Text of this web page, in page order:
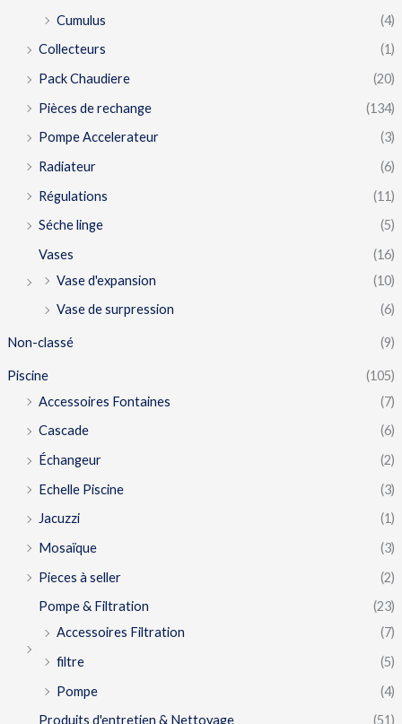
Cumulus
(4)
Collecteurs
(1)
Pack Chaudiere
(20)
Pièces de rechange
(134)
Pompe Accelerateur
(3)
Radiateur
(6)
Régulations
(11)
Séche linge
(5)
Vases
(16)
Vase d'expansion
(10)
Vase de surpression
(6)
Non-classé (9)
Piscine
(105)
Accessoires Fontaines
(7)
Cascade
(6)
Échangeur
(2)
Echelle Piscine
(3)
Jacuzzi
(1)
Mosaïque
(3)
Pieces à seller
(2)
Pompe & Filtration
(23)
Accessoires Filtration
(7)
filtre
(5)
Pompe
(4)
Produits d'entretien & Nettoyage
(51)